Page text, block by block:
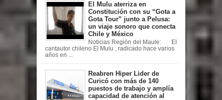
El Mulu aterriza en
Constitución con su “Gota a
Gota Tour” junto a Pelusa:
un viaje sonoro que conecta
Chile y México
Noticias Región del Maule: El
cantautor chileno El Mulu , radicado hace varios
años en ...
Reabren Hiper Lider de
Curicó con más de 140
puestos de trabajo y amplía
capacidad de atención al